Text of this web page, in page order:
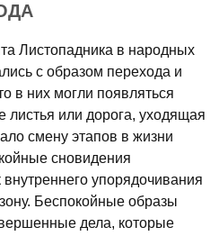
Листопадника в народных
с образом перехода и
в них могли появляться
или дорога, уходящая
смену этапов в жизни
сновидения
упорядочивания
Беспокойные образы
дела, которые